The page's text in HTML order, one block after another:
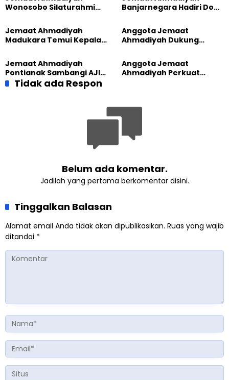
Wonosobo Silaturahmi
GPdI Eben Haezer
Banjarnegara Hadiri Doa
Nyadran Warga
Jemaat Ahmadiyah
Madukara Temui Kepala
Komitmen Jaga
Kerukunan
Anggota Jemaat
Ahmadiyah Dukung
Kolaborasi Klinik KBB DIY
Jemaat Ahmadiyah
Pontianak Sambangi AJI,
Bahas Kolaborasi Positif
Anggota Jemaat
Ahmadiyah Perkuat
Yogyakarta
Tidak ada Respon
Belum ada komentar.
Jadilah yang pertama berkomentar disini.
Tinggalkan Balasan
Alamat email Anda tidak akan dipublikasikan. Ruas yang wajib
ditandai *